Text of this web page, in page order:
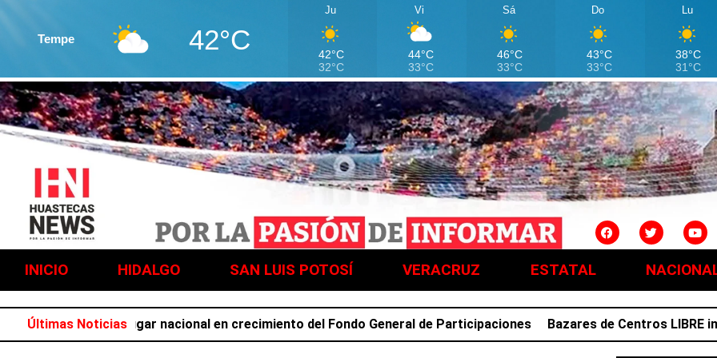
Tempe 42°C
Ju
42°C
32°C
Vi
44°C
33°C
Sá
46°C
33°C
Do
43°C
33°C
Lu
38°C
31°C
INICIO HIDALGO SAN LUIS POTOSÍ VERACRUZ ESTATAL
Últimas Noticias
el primer lugar nacional en crecimiento del Fondo General de Participaciones Bazares de Centros LIBRE